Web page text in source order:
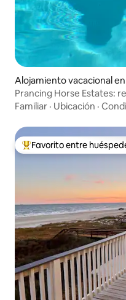
Alojamiento vacacional
Prancing Horse Estates:
Familiar · Ubicación ·
Favorito entre huéspedes
Favorito entre